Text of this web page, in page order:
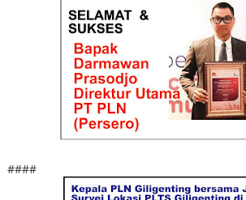
####